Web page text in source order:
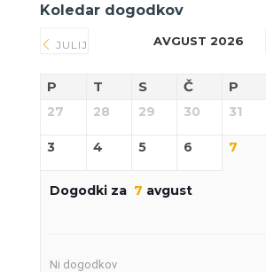
Koledar dogodkov
JULIJ AVGUST 2026
P T S Č P
27 28 29 30 31
3 4 5 6 7
Dogodki za 7 avgust
Ni dogodkov